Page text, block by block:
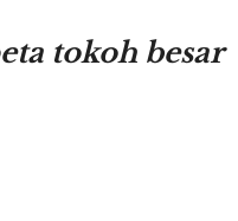
tokoh besar